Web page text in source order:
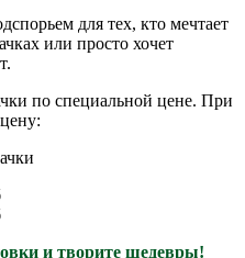
для тех, кто мечтает
или просто хочет
по специальной цене. При
и творите шедевры!